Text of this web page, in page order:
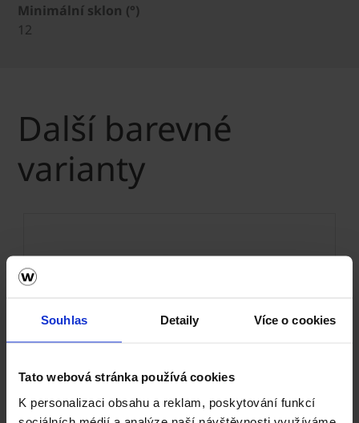
Souhlas Detaily Více o cookies
Tato webová stránka používá cookies
K personalizaci obsahu a reklam, poskytování funkcí
Minimální sklon (°)
12
Další barevné
varianty